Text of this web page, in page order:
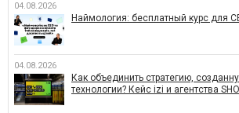
04.08.2026
Наймология: бесплатный курс для
04.08.2026
Как объединить стратегию,
технологии? Кейс izi и агентства